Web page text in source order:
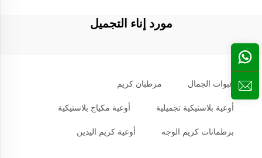
مورد إناء التجميل
عبوات الجمال مرطبان كريم
أوعية بلاستيكية تجميلية أوعية مكياج بلاستيكية
برطمانات كريم الوجه أوعية كريم اليدين